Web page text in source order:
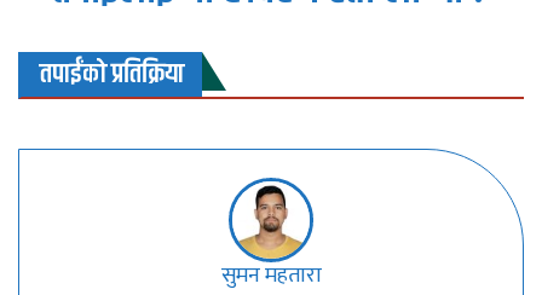
तपाईंको प्रतिक्रिया
सुमन महतारा